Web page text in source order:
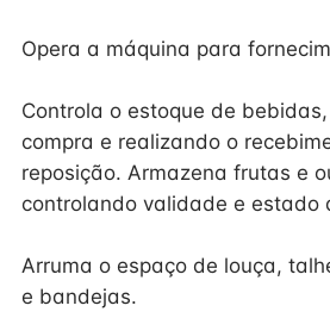
Opera a máquina para
Controla o estoque de
compra e realizando o
reposição. Armazena frutas e
controlando validade e estado
Arruma o espaço de louça,
e bandejas.